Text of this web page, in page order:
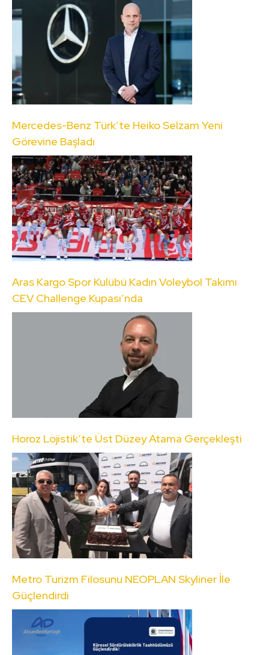
Mercedes-Benz Türk’te Heiko Selzam Yeni
Görevine Başladı
Aras Kargo Spor Kulübü Kadın Voleybol Takımı
CEV Challenge Kupası’nda
Horoz Lojistik’te Üst Düzey Atama Gerçekleşti
Metro Turizm Filosunu NEOPLAN Skyliner İle
Güçlendirdi